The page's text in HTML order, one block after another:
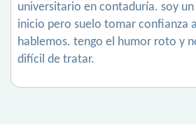
universitario en contaduría. soy
inicio pero suelo tomar confianza
hablemos. tengo el humor roto y
difícil de tratar.